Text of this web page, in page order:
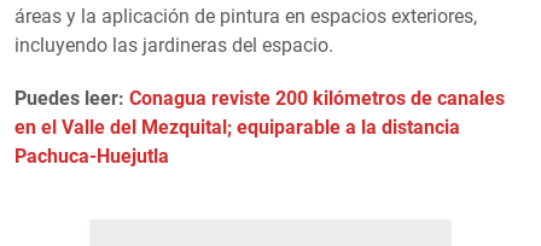
áreas y la aplicación de pintura en espacios exteriores,
incluyendo las jardineras del espacio.
Puedes leer: Conagua reviste 200 kilómetros de canales
en el Valle del Mezquital; equiparable a la distancia
Pachuca-Huejutla